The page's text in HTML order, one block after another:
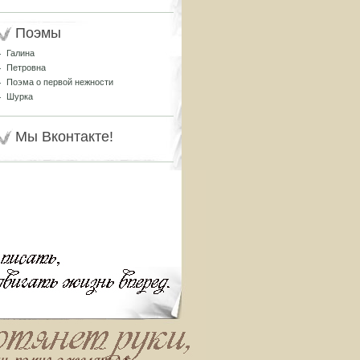
Поэмы
Галина
Петровна
Поэма о первой нежности
Шурка
Мы Вконтакте!